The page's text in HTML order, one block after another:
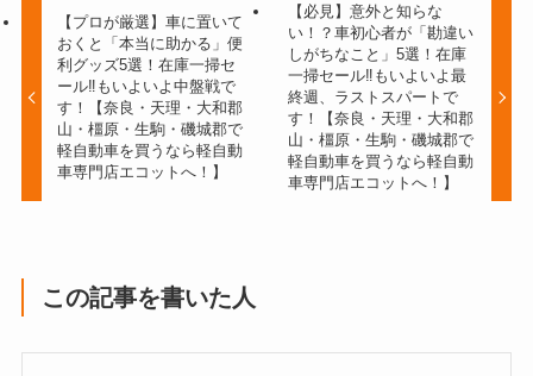
【プロが厳選】車に置いて
おくと「本当に助かる」便
利グッズ5選！在庫一掃セ
ール‼もいよいよ中盤戦で
す！【奈良・天理・大和郡
山・橿原・生駒・磯城郡で
軽自動車を買うなら軽自動
車専門店エコットへ！】
【必見】意外と知らな
い！？車初心者が「勘違い
しがちなこと」5選！在庫
一掃セール‼もいよいよ最
終週、ラストスパートで
す！【奈良・天理・大和郡
山・橿原・生駒・磯城郡で
軽自動車を買うなら軽自動
車専門店エコットへ！】
この記事を書いた人